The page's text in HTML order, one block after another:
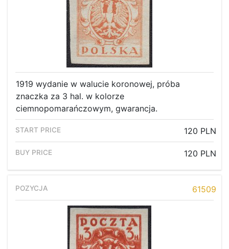
1919 wydanie w walucie koronowej, próba
znaczka za 3 hal. w kolorze
ciemnopomarańczowym, gwarancja.
120 PLN
120 PLN
61509